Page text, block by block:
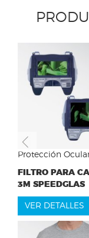
Protección
FILTRO PARA
3M SPEEDGLAS
VER DETALLES
Previous